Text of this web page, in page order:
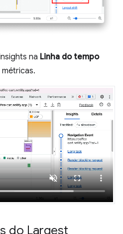
na Linha do tempo
do Largest